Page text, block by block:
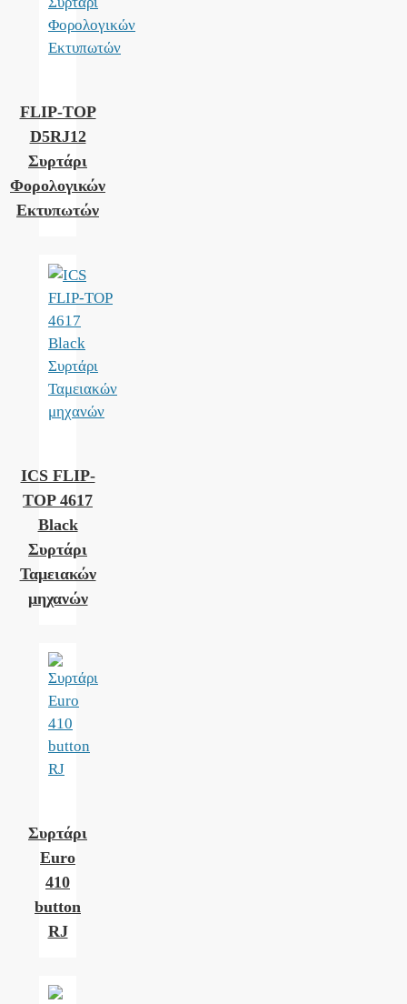
FLIP-TOP
D5RJ12
Συρτάρι
Φορολογικών
Εκτυπωτών
ICS FLIP-
TOP 4617
Black
Συρτάρι
Ταμειακών
μηχανών
Συρτάρι
Euro
410
button
RJ